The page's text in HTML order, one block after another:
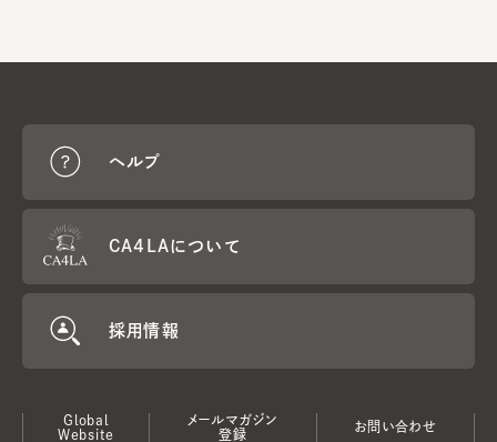
ヘルプ
CA4LAについて
採用情報
Global
Website
メールマガジン
登録
お問い合わせ